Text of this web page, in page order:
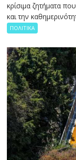
κρίσιμα ζητήματα
και την
ΠΟΛΙΤΙΚΑ